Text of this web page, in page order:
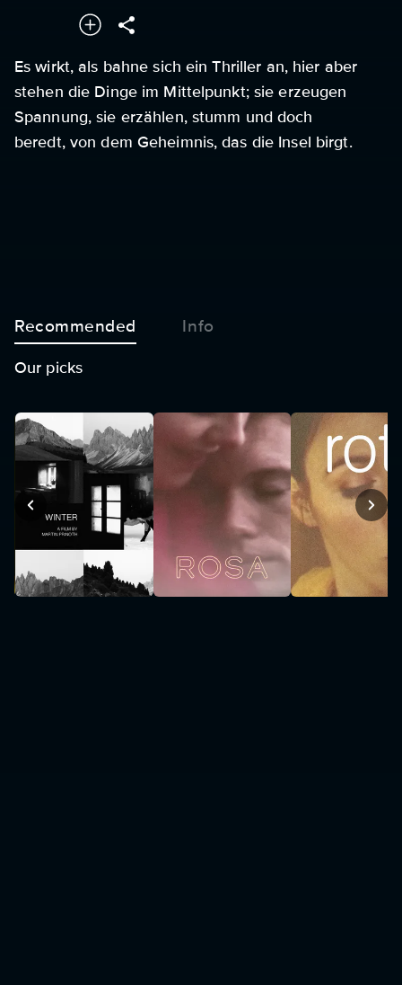
Es wirkt, als bahne sich ein Thriller an, hier aber
stehen die Dinge im Mittelpunkt; sie erzeugen
Spannung, sie erzählen, stumm und doch
beredt, von dem Geheimnis, das die Insel birgt.
Recommended Info
Our picks